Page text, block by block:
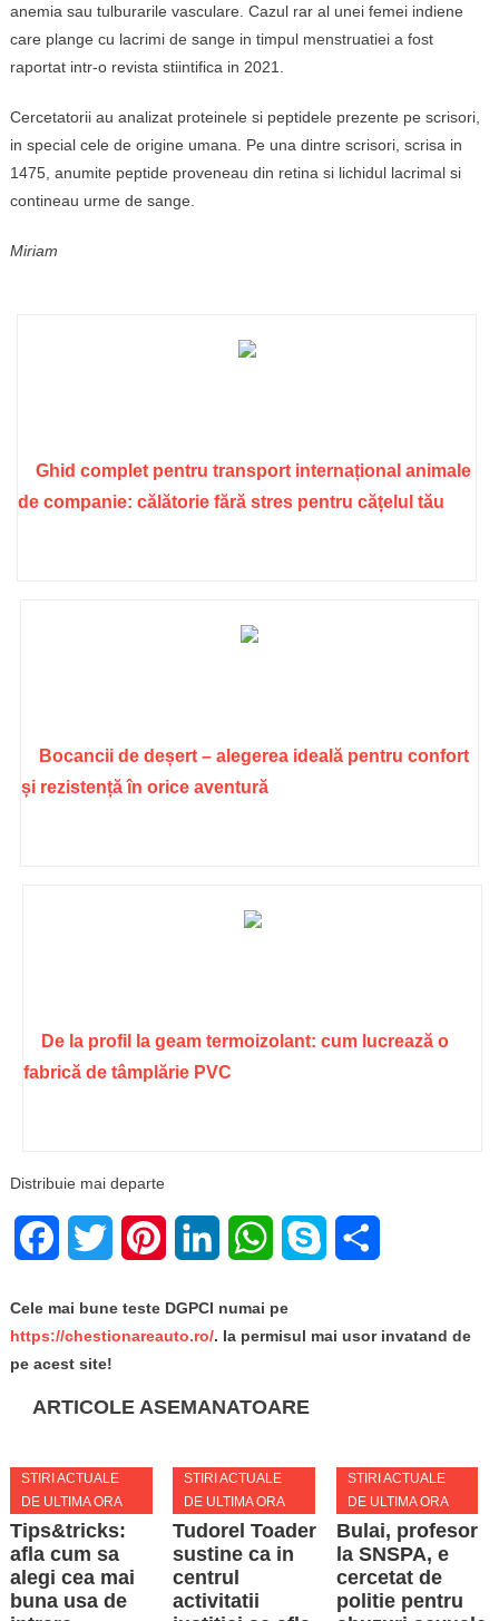
anemia sau tulburarile vasculare. Cazul rar al unei femei indiene
care plange cu lacrimi de sange in timpul menstruatiei a fost
raportat intr-o revista stiintifica in 2021.
Cercetatorii au analizat proteinele si peptidele prezente pe scrisori,
in special cele de origine umana. Pe una dintre scrisori, scrisa in
1475, anumite peptide proveneau din retina si lichidul lacrimal si
contineau urme de sange.
Miriam
Ghid complet pentru transport internațional animale
de companie: călătorie fără stres pentru cățelul tău
Bocancii de deșert – alegerea ideală pentru confort
și rezistență în orice aventură
De la profil la geam termoizolant: cum lucrează o
fabrică de tâmplărie PVC
Distribuie mai departe
FacebookTwitter PinterestLinkedIn WhatsApp
Skype
Cele mai bune teste DGPCI numai pe
https://chestionareauto.ro/. Ia permisul mai usor invatand de
pe acest site!
ARTICOLE ASEMANATOARE
STIRI ACTUALE
DE ULTIMA ORA
Tips&tricks:
afla cum sa
alegi cea mai
buna usa de
STIRI ACTUALE
DE ULTIMA ORA
Tudorel Toader
sustine ca in
centrul
activitatii
STIRI ACTUALE
DE ULTIMA ORA
Bulai, profesor
la SNSPA, e
cercetat de
politie pentru